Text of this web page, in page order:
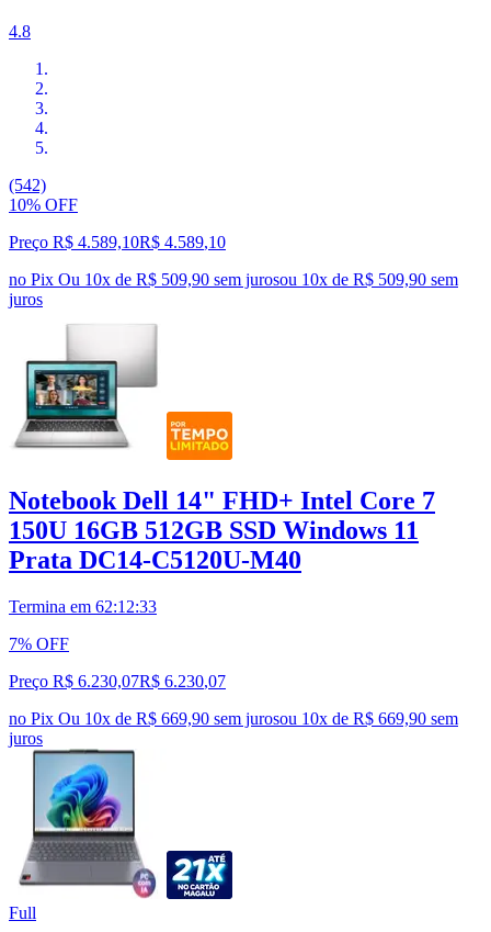
4.8
(542)
10% OFF
Preço R$ 4.589,10R$ 4.589,10
no Pix Ou 10x de R$ 509,90 sem jurosou 10x de R$ 509,90 sem
juros
Notebook Dell 14" FHD+ Intel Core 7
150U 16GB 512GB SSD Windows 11
Prata DC14-C5120U-M40
Termina em 62:12:32
7% OFF
Preço R$ 6.230,07R$ 6.230,07
no Pix Ou 10x de R$ 669,90 sem jurosou 10x de R$ 669,90 sem
juros
Full